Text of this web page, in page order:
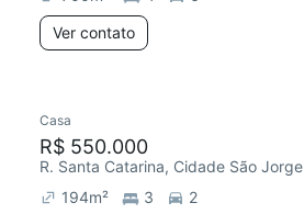
Ver contato
Casa
R$ 550.000
R. Santa Catarina, Cidade São Jorge
194m² 3
2